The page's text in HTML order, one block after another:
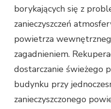
borykających się z
zanieczyszczeń
powietrza
zagadnieniem.
dostarczanie świeżego
budynku przy
zanieczyszczonego